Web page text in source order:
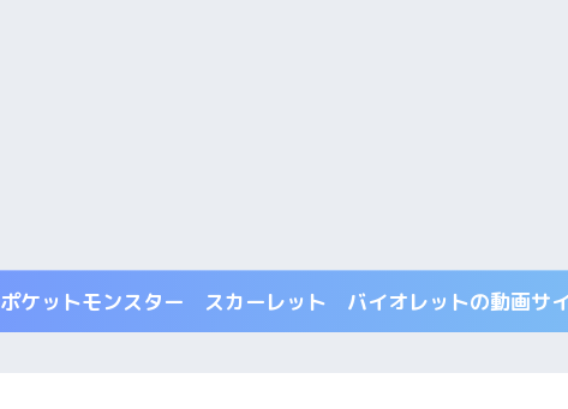
ポケットモンスター スカーレット バイオレットの動画サイ